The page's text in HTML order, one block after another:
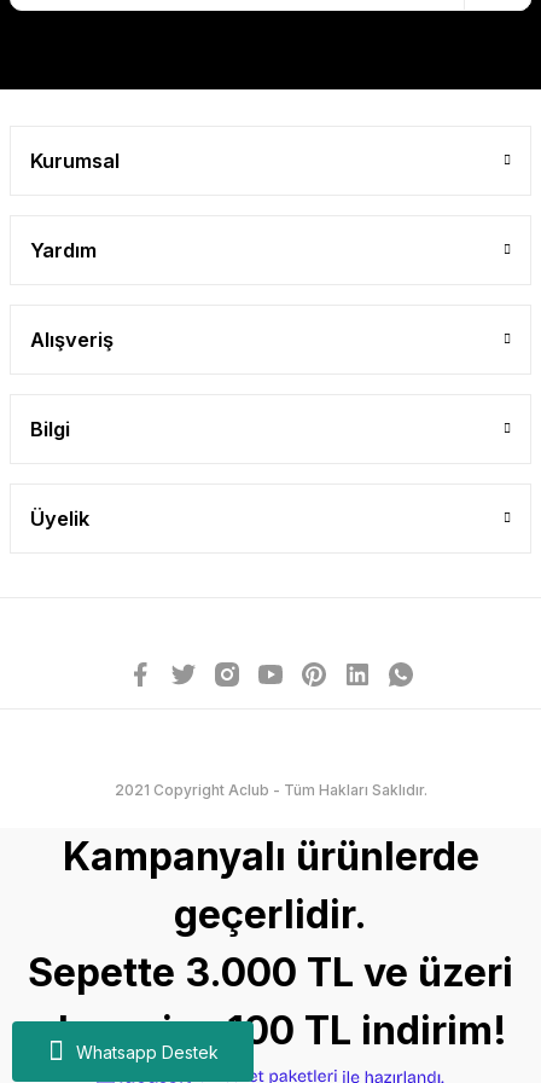
Whatsapp Destek
Kurumsal
Yardım
Alışveriş
Bilgi
Üyelik
2021 Copyright Aclub - Tüm Hakları Saklıdır.
Kampanyalı ürünlerde
geçerlidir.
Sepette 3.000 TL ve üzeri
alışverişe 100 TL indirim!
e-